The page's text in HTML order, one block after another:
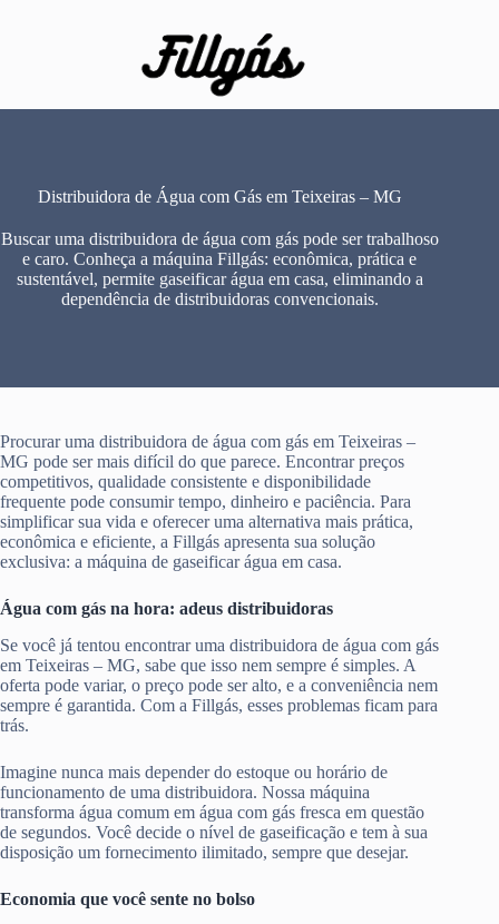
Distribuidora de Água com Gás em Teixeiras – MG
Buscar uma distribuidora de água com gás pode ser trabalhoso
e caro. Conheça a máquina Fillgás: econômica, prática e
sustentável, permite gaseificar água em casa, eliminando a
dependência de distribuidoras convencionais.
Procurar uma distribuidora de água com gás em Teixeiras –
MG pode ser mais difícil do que parece. Encontrar preços
competitivos, qualidade consistente e disponibilidade
frequente pode consumir tempo, dinheiro e paciência. Para
simplificar sua vida e oferecer uma alternativa mais prática,
econômica e eficiente, a Fillgás apresenta sua solução
exclusiva: a máquina de gaseificar água em casa.
Água com gás na hora: adeus distribuidoras
Se você já tentou encontrar uma distribuidora de água com gás
em Teixeiras – MG, sabe que isso nem sempre é simples. A
oferta pode variar, o preço pode ser alto, e a conveniência nem
sempre é garantida. Com a Fillgás, esses problemas ficam para
trás.
Imagine nunca mais depender do estoque ou horário de
funcionamento de uma distribuidora. Nossa máquina
transforma água comum em água com gás fresca em questão
de segundos. Você decide o nível de gaseificação e tem à sua
disposição um fornecimento ilimitado, sempre que desejar.
Economia que você sente no bolso